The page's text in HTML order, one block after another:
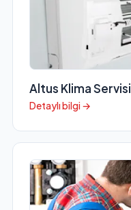
Altus Klima Servisi
Detaylı bilgi →